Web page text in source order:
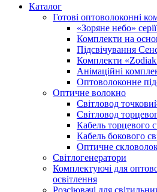
Каталог
Готові оптоволоконні
«Зоряне небо»
Комплекти на
Підсвічування
Комплекти
Анімаційні
Оптоволоконне
Оптичне волокно
Світловод
Світловод
Кабель торцевого
Кабель бокового
Оптичне
Світлогенератори
Комплектуючі для
освітлення
Розсіювачі для